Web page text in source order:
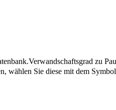
Verwandschaftsgrad zu
wählen Sie diese mit dem Symbol